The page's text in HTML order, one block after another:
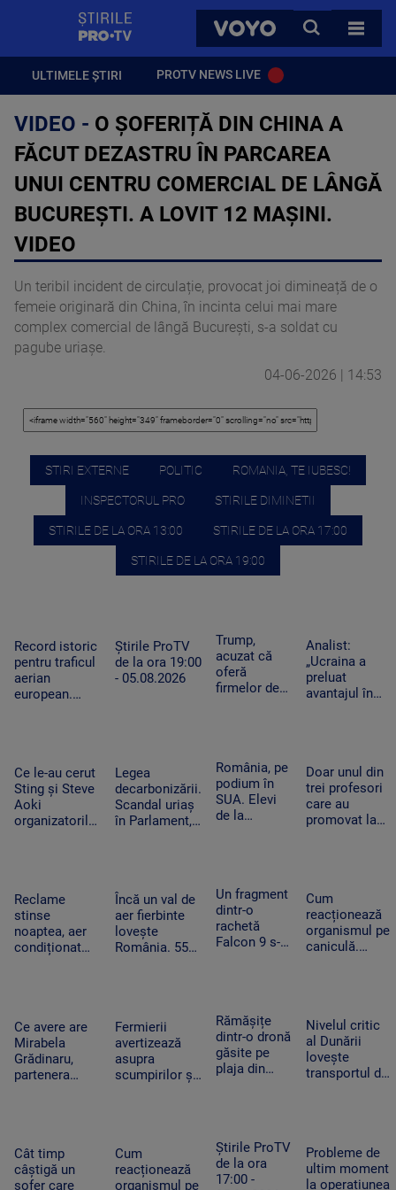
VOYO
CAUTA
TOATE
ULTIMELE ȘTIRI PROTV NEWS LIVE
VIDEO - O ȘOFERIȚĂ DIN CHINA A
FĂCUT DEZASTRU ÎN PARCAREA
UNUI CENTRU COMERCIAL DE LÂNGĂ
BUCUREȘTI. A LOVIT 12 MAȘINI.
VIDEO
Un teribil incident de circulație, provocat joi dimineață de o
femeie originară din China, în incinta celui mai mare
complex comercial de lângă București, s-a soldat cu
pagube uriașe.
04-06-2026 | 14:53
STIRI EXTERNE POLITIC ROMANIA, TE IUBESC!
INSPECTORUL PRO STIRILE DIMINETII
STIRILE DE LA ORA 13:00 STIRILE DE LA ORA 17:00
STIRILE DE LA ORA 19:00
Record istoric
pentru traficul
aerian
european.
România
Știrile ProTV
de la ora 19:00
- 05.08.2026
Trump,
acuzat că
oferă
firmelor de
postările
care pot
mișca
piețele
Analist:
„Ucraina a
preluat
avantajul în
Cum schimbă
acest lucru
războiul
Ce le-au cerut
Sting și Steve
Aoki
organizatorilor
Legea
decarbonizării.
Scandal uriaș
în Parlament,
cărbune
România, pe
podium în
SUA. Elevi
de la
de medalii la
Olimpiada
NEO
Science
Doar unul din
trei profesori
care au
promovat la
Reclame
stinse
noaptea, aer
condiționat
ore de vârf.
Cum
economisesc
magazinele
Încă un val de
aer fierbinte
lovește
România. 55
„Aerul devine
irespirabil”
Un fragment
dintr-o
rachetă
Falcon 9 s-a
știință după
impact
Cum
reacționează
organismul pe
caniculă.
Cum ne
protejăm
Ce avere are
Mirabela
Grădinaru,
partenera
Fermierii
avertizează
asupra
scumpirilor și
achitat facturi
uriașe”
Rămășițe
dintr-o dronă
găsite pe
plaja din
văzut-o să
sune la 112
Nivelul critic
al Dunării
lovește
transportul de
fluvial pentru
economie
Cât timp
câștigă un
șofer care
Cum
reacționează
organismul pe
Știrile ProTV
de la ora
17:00 -
Probleme de
ultim moment
la operațiunea